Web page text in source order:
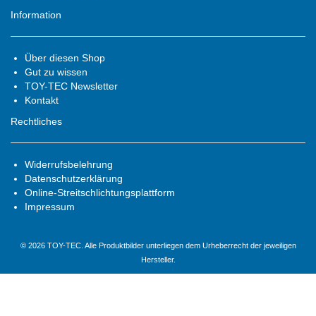
Information
Über diesen Shop
Gut zu wissen
TOY-TEC Newsletter
Kontakt
Rechtliches
Widerrufsbelehrung
Datenschutzerklärung
Online-Streitschlichtungsplattform
Impressum
© 2026 TOY-TEC. Alle Produktbilder unterliegen dem Urheberrecht der jeweiligen
Hersteller.